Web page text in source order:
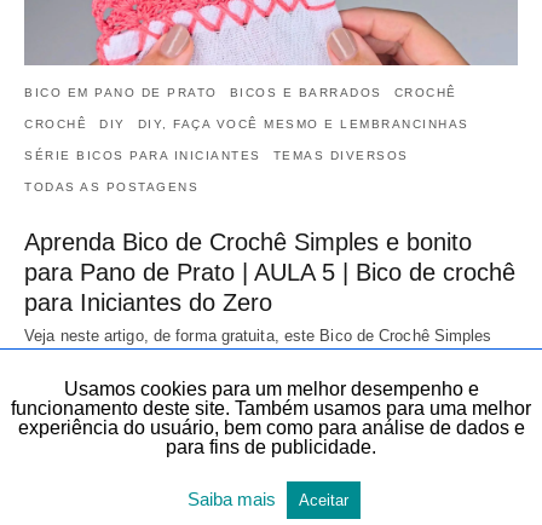
BICO EM PANO DE PRATO BICOS E BARRADOS CROCHÊ
CROCHÊ DIY DIY, FAÇA VOCÊ MESMO E LEMBRANCINHAS
SÉRIE BICOS PARA INICIANTES TEMAS DIVERSOS
TODAS AS POSTAGENS
Aprenda Bico de Crochê Simples e bonito
para Pano de Prato | AULA 5 | Bico de crochê
para Iniciantes do Zero
Veja neste artigo, de forma gratuita, este Bico de Crochê Simples
20 de julho de 2026
Usamos cookies para um melhor desempenho e
funcionamento deste site. Também usamos para uma melhor
experiência do usuário, bem como para análise de dados e
para fins de publicidade.
Saiba mais Aceitar